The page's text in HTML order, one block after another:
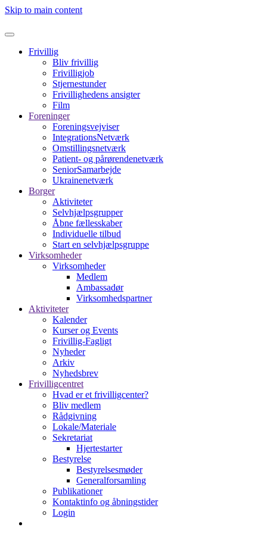
Skip to main content
Frivillig
Bliv frivillig
Frivilligjob
Stjernestunder
Frivillighedens ansigter
Film
Foreninger
Foreningsvejviser
IntegrationsNetværk
Omstillingsnetværk
Patient- og pårørendenetværk
SeniorSamarbejde
Ukrainenetværk
Borger
Aktiviteter
Selvhjælpsgrupper
Åbne fællesskaber
Individuelle tilbud
Start en selvhjælpsgruppe
Virksomheder
Virksomheder
Medlem
Ambassadør
Virksomhedspartner
Aktiviteter
Kalender
Kurser og Events
Frivillig-Fagligt
Nyheder
Arkiv
Nyhedsbrev
Frivilligcentret
Hvad er et frivilligcenter?
Bliv medlem
Rådgivning
Lokale/Materiale
Sekretariat
Hjertestarter
Bestyrelse
Bestyrelsesmøder
Generalforsamling
Publikationer
Kontaktinfo og åbningstider
Login